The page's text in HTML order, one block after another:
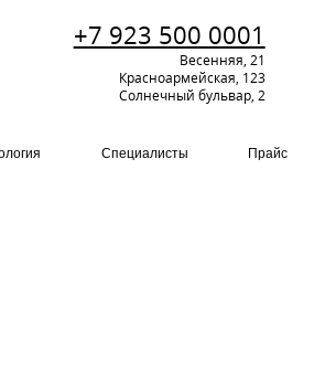
+7 923 500 0001
Весенняя, 21
Красноармейская, 123
Солнечный бульвар, 2
Специалисты Прайс